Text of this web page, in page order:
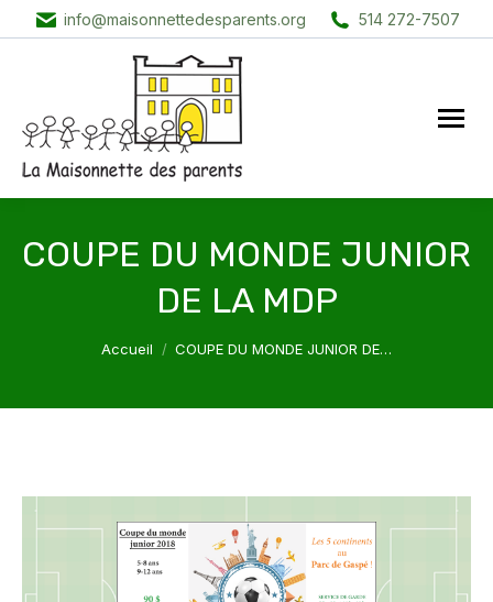
info@maisonnettedesparents.org 514 272-7507
COUPE DU MONDE JUNIOR
DE LA MDP
Vous êtes ici :
Accueil COUPE DU MONDE JUNIOR DE…